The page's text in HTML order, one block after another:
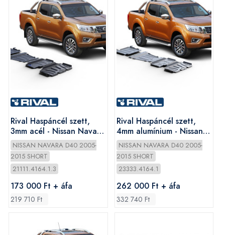
Rival Haspáncél szett,
3mm acél - Nissan Navara
2005-
NISSAN NAVARA D40 2005-
2015 SHORT
21111.4164.1.3
173 000 Ft + áfa
219 710 Ft
Rival Haspáncél szett,
4mm alumínium - Nissan
Navara 2005-
NISSAN NAVARA D40 2005-
2015 SHORT
23333.4164.1
262 000 Ft + áfa
332 740 Ft